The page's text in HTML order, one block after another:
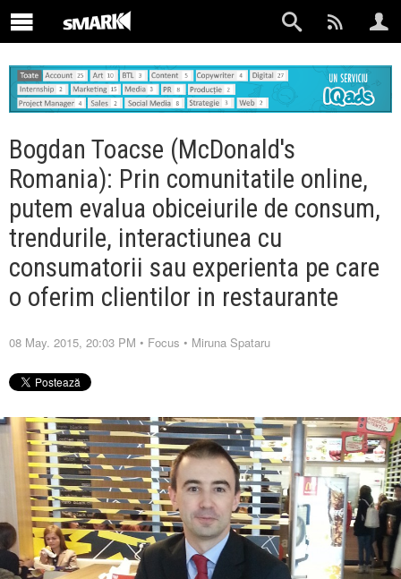
Bogdan Toacse (McDonald's
Romania): Prin comunitatile online,
putem evalua obiceiurile de consum,
trendurile, interactiunea cu
consumatorii sau experienta pe care
o oferim clientilor in restaurante
08 May. 2015, 20:03 PM • Focus • Miruna Spataru